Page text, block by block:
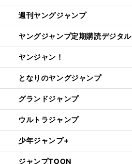
週刊ヤングジャンプ
ヤングジャンプ定期購読デジタル
ヤンジャン！
となりのヤングジャンプ
グランドジャンプ
ウルトラジャンプ
少年ジャンプ+
ジャンプTOON